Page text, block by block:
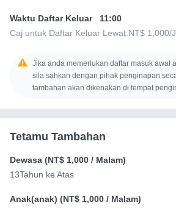
Waktu Daftar Keluar
11:00
Caj untuk Daftar Keluar Lewat:NT$ 1,000/
Jika anda memerlukan daftar masuk awal
sila sahkan dengan pihak penginapan
tambahan akan dikenakan di tempat
Tetamu Tambahan
Dewasa (NT$ 1,000 / Malam)
13Tahun ke Atas
Anak(anak) (NT$ 1,000 / Malam)